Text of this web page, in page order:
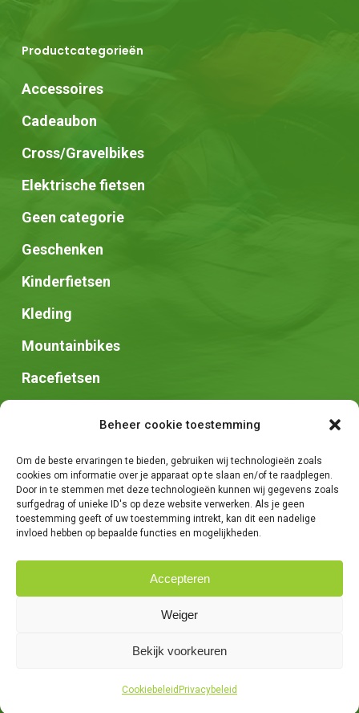
Beheer cookie toestemming
Om de beste ervaringen te bieden, gebruiken wij technologieën zoals
cookies om informatie over je apparaat op te slaan en/of te raadplegen.
Door in te stemmen met deze technologieën kunnen wij gegevens zoals
surfgedrag of unieke ID's op deze website verwerken. Als je geen
toestemming geeft of uw toestemming intrekt, kan dit een nadelige
invloed hebben op bepaalde functies en mogelijkheden.
Accepteren
Weiger
Bekijk voorkeuren
Cookiebeleid Privacybeleid
Productcategorieën
Accessoires
Cadeaubon
Cross/Gravelbikes
Elektrische fietsen
Geen categorie
Geschenken
Kinderfietsen
Kleding
Mountainbikes
Racefietsen
Zadels
Algemene voorwaarden
We Are Knights